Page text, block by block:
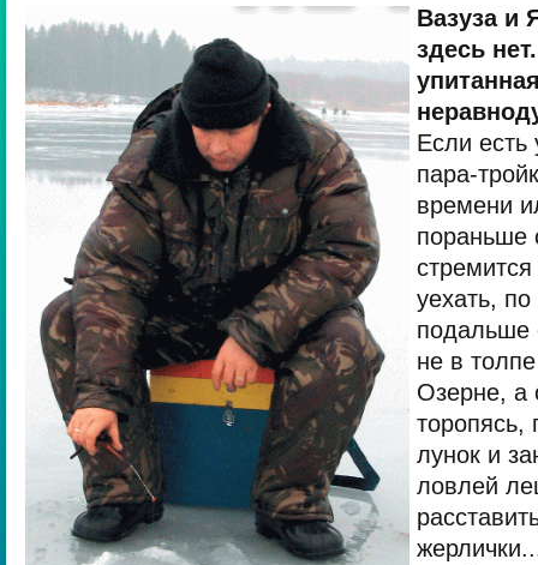
Вазуза и
здесь
Если есть
пара-
времени
пораньше
уехать,
подальше
не в
Озерне, а
торопясь,
лунок и
ловлей